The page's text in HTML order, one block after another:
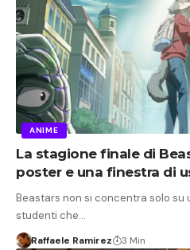
ANIME
La stagione finale di
poster e una finestra di
Beastars non si concentra solo su
studenti che…
Raffaele Ramirez 3 Min